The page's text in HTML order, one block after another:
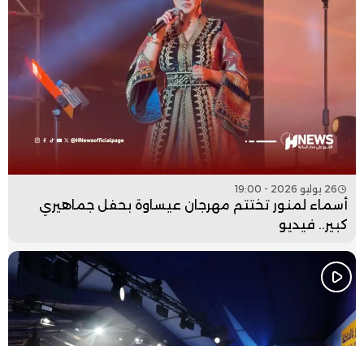
26 يوليو 2026 - 19:00
أسماء لمنور تختتم مهرجان عيساوة بحفل جماهيري
كبير.. فيديو